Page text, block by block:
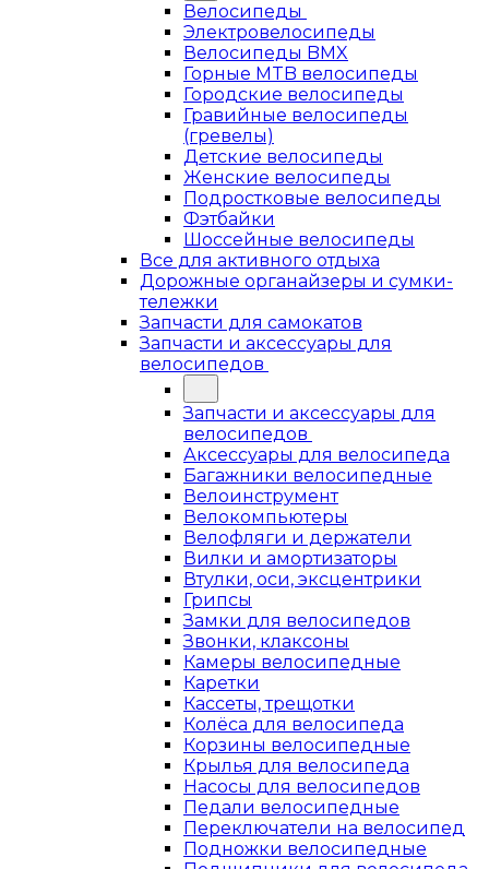
Велосипеды
Электровелосипеды
Велосипеды BMX
Горные MTB велосипеды
Городские велосипеды
Гравийные велосипеды
(гревелы)
Детские велосипеды
Женские велосипеды
Подростковые велосипеды
Фэтбайки
Шоссейные велосипеды
Все для активного отдыха
Дорожные органайзеры и сумки-
тележки
Запчасти для самокатов
Запчасти и аксессуары для
велосипедов
Запчасти и аксессуары для
велосипедов
Аксессуары для велосипеда
Багажники велосипедные
Велоинструмент
Велокомпьютеры
Велофляги и держатели
Вилки и амортизаторы
Втулки, оси, эксцентрики
Грипсы
Замки для велосипедов
Звонки, клаксоны
Камеры велосипедные
Каретки
Кассеты, трещотки
Колёса для велосипеда
Корзины велосипедные
Крылья для велосипеда
Насосы для велосипедов
Педали велосипедные
Переключатели на велосипед
Подножки велосипедные